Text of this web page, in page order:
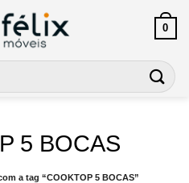
0
5 BOCAS
a tag “COOKTOP 5 BOCAS”